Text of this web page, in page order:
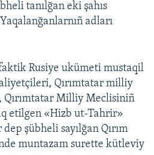
tanılğan eki şahıs
adları
Rusiye ukümeti mustaqil
Qırımtatar milliy
Milliy Meclisiniñ
etilgen «Hizb ut-Tahrir»
şübheli sayılğan Qırım
muntazam surette kütleviy